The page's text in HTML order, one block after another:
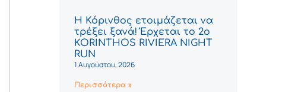
Η Κόρινθος ετοιμάζεται να
τρέξει ξανά! Έρχεται το 2ο
KORINTHOS RIVIERA NIGHT
RUN
1 Αυγούστου, 2026
Περισσότερα »